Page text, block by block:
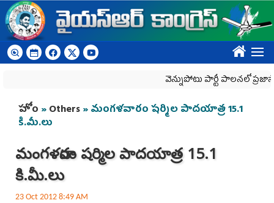
Skip to main content
????
వెన్నుపోటు పార్టీ పాలనలో
You are here
హోం »Others» మంగళవారం షర్మిల పాదయాత్ర 15.1
కి.మీ.లు
మంగళవారం షర్మిల పాదయాత్ర 15.1
కి.మీ.లు
23 Oct 2012 8:49 AM